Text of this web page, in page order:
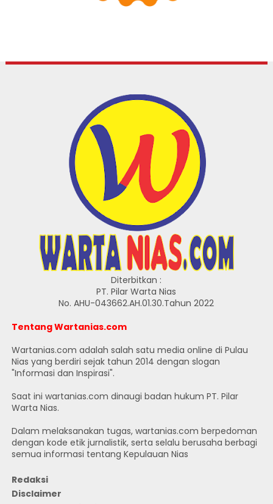
Diterbitkan :
PT. Pilar Warta Nias
No. AHU-043662.AH.01.30.Tahun 2022
Tentang Wartanias.com
Wartanias.com adalah salah satu media online di Pulau
Nias yang berdiri sejak tahun 2014 dengan slogan
"Informasi dan Inspirasi".
Saat ini wartanias.com dinaugi badan hukum PT. Pilar
Warta Nias.
Dalam melaksanakan tugas, wartanias.com berpedoman
dengan kode etik jurnalistik, serta selalu berusaha berbagi
semua informasi tentang Kepulauan Nias
Redaksi
Disclaimer